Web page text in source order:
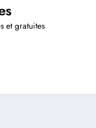
et gratuites